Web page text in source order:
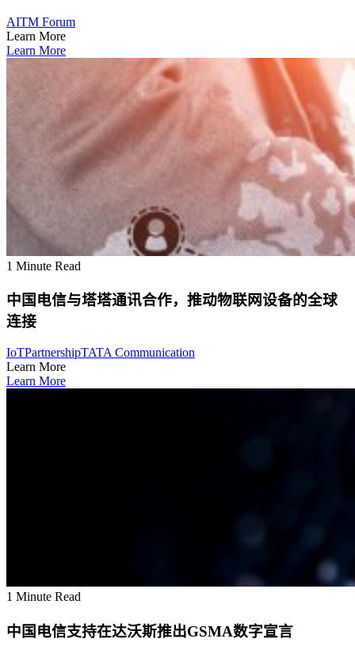
AITM Forum
Learn More
Learn More
1 Minute Read
中国电信与塔塔通讯合作，推动物联网设备的全球
连接
IoTPartnershipTATA Communication
Learn More
Learn More
1 Minute Read
中国电信支持在达沃斯推出GSMA数字宣言